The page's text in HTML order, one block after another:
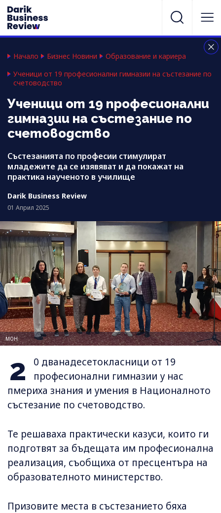
Начало Бизнес Новини
Образование и кариера
Ученици от 19 професионални гимназии на състезание по
счетоводство
Ученици от 19 професионални
гимназии на състезание по
счетоводство
Състезанията по професии стимулират
младежите да се изявяват и да покажат на
практика наученото в училище
Darik Business Review
01 Април 2025
МОН
2
0 дванадесетокласници от 19
професионални гимназии у нас
пмериха знания и умения в Националното
състезание по счетоводство.
Те решаваха практически казуси, които ги
подготвят за бъдещата им професионална
реализация, съобщиха от пресцентъра на
образователното министерство.
Призовите места в състезанието бяха